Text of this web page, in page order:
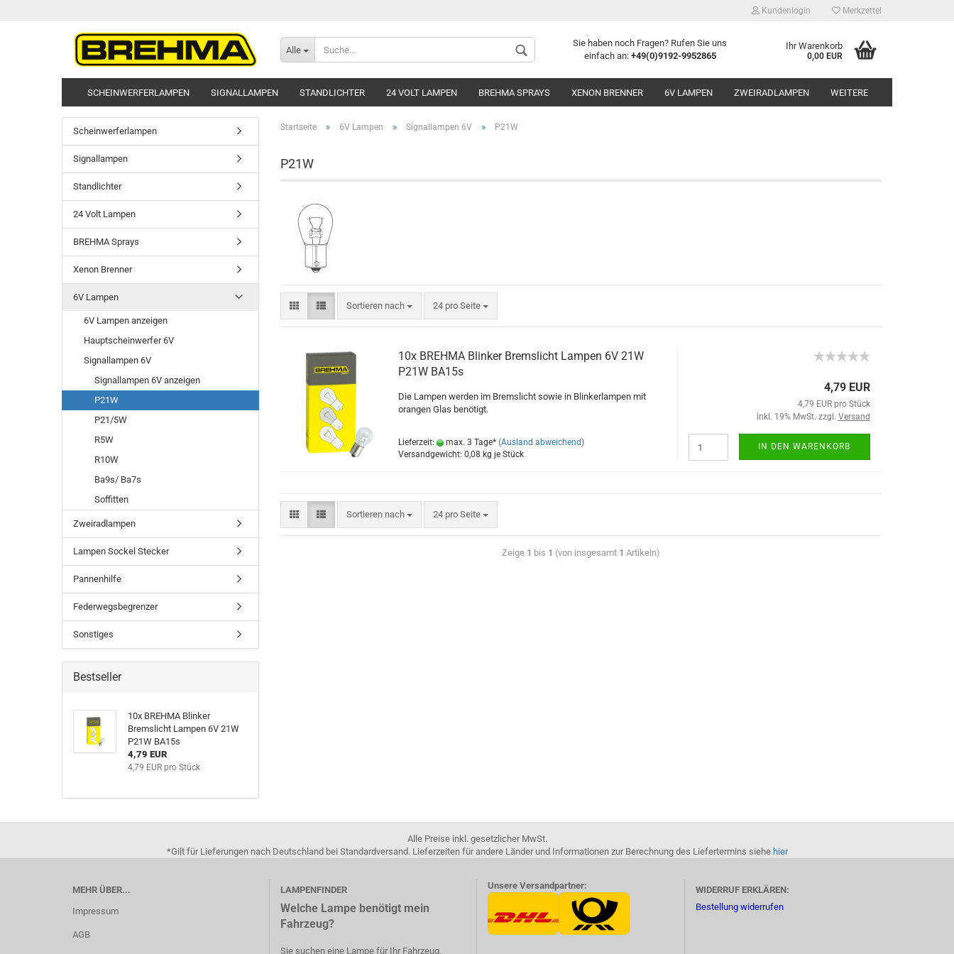
Kundenlogin Merkzettel
Alle
Sie haben noch Fragen? Rufen Sie uns
einfach an: +49(0)9192-9952865
Ihr Warenkorb
0,00 EUR
SCHEINWERFERLAMPEN SIGNALLAMPEN STANDLICHTER 24 VOLT LAMPEN
H21W HY21W
Instrumentenbeleuchtung 24V
BREHMA SPRAYS XENON BRENNER 6V LAMPEN ZWEIRADLAMPEN WEITERE
Startseite » 6V Lampen » Signallampen 6V » P21W
P21W
Sortieren nach 24 pro Seite
10x BREHMA Blinker Bremslicht Lampen 6V 21W
P21W BA15s
Die Lampen werden im Bremslicht sowie in Blinkerlampen mit
orangen Glas benötigt.
Lieferzeit: max. 3 Tage* (Ausland abweichend)
Versandgewicht: 0,08 kg je Stück
4,79 EUR
4,79 EUR pro Stück
inkl. 19% MwSt. zzgl. Versand
IN DEN WARENKORB
Sortieren nach 24 pro Seite
Zeige 1 bis 1 (von insgesamt 1 Artikeln)
Scheinwerferlampen
Signallampen
Standlichter
24 Volt Lampen
BREHMA Sprays
Xenon Brenner
6V Lampen
6V Lampen anzeigen
Hauptscheinwerfer 6V
Signallampen 6V
Signallampen 6V anzeigen
P21W
P21/5W
R5W
R10W
Ba9s/ Ba7s
Soffitten
Zweiradlampen
Lampen Sockel Stecker
Pannenhilfe
Federwegsbegrenzer
Sonstiges
Bestseller
10x BREHMA Blinker
Bremslicht Lampen 6V 21W
P21W BA15s
4,79 EUR
4,79 EUR pro Stück
Alle Preise inkl. gesetzlicher MwSt.
*Gilt für Lieferungen nach Deutschland bei Standardversand. Lieferzeiten für andere Länder und Informationen zur Berechnung des Liefertermins siehe hier
MEHR ÜBER...
Impressum
AGB
LAMPENFINDER
Welche Lampe benötigt mein
Fahrzeug?
Sie suchen eine Lampe für Ihr Fahrzeug,
Unsere Versandpartner:
WIDERRUF ERKLÄREN:
Bestellung widerrufen